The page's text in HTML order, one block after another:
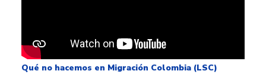
Qué no hacemos en Migración Colombia (LSC)